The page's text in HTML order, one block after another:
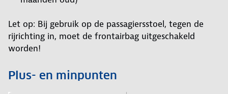
Let op: Bij gebruik op de passagiersstoel, tegen de
rijrichting in, moet de frontairbag uitgeschakeld
worden!
Plus- en minpunten